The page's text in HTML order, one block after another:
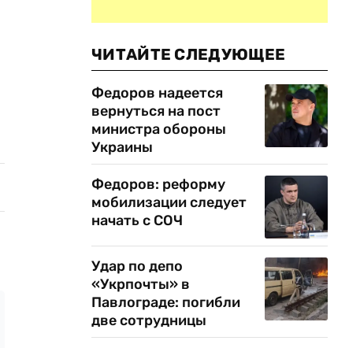
ЧИТАЙТЕ СЛЕДУЮЩЕЕ
Федоров надеется
вернуться на пост
министра обороны
Украины
Федоров: реформу
мобилизации следует
начать с СОЧ
Удар по депо
«Укрпочты» в
Павлограде: погибли
две сотрудницы